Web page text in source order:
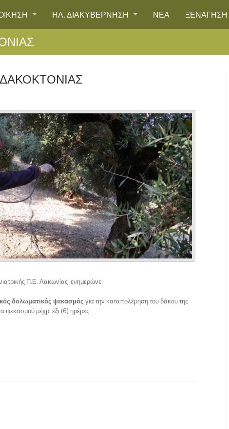
ΗΛ. ΔΙΑΚΥΒΕΡΝΗΣΗ ΝΕΑ ΞΕΝΑΓΗΣΗ
Π.Ε. Λακωνίας ενημερώνει
δολωματικός ψεκασμός για την καταπολέμηση του δάκου της
ψεκασμού μέχρι έξι (6) ημέρες .